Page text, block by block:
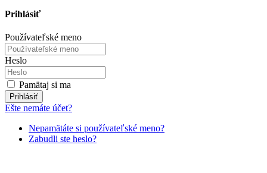
Prihlásiť
Používateľské meno
Heslo
Pamätaj si ma
Prihlásiť
Ešte nemáte účet?
Nepamätáte si používateľské meno?
Zabudli ste heslo?